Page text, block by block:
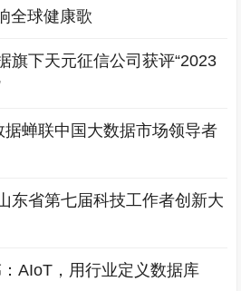
全球健康歌
旗下天元征信公司获评“2023
蝉联中国大数据市场领导者
东省第七届科技工作者创新大
AIoT，用行业定义数据库